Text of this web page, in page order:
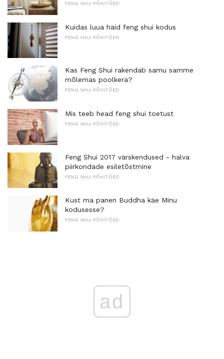
FENG SHUI PÕHITÕED
Kuidas luua häid feng shui kodus
FENG SHUI PÕHITÕED
Kas Feng Shui rakendab samu samme
mõlemas poolkera?
FENG SHUI PÕHITÕED
Mis teeb head feng shui toetust
FENG SHUI PÕHITÕED
Feng Shui 2017 värskendused - halva
piirkondade esiletõstmine
FENG SHUI PÕHITÕED
Kust ma panen Buddha käe Minu
kodusesse?
FENG SHUI PÕHITÕED
ad